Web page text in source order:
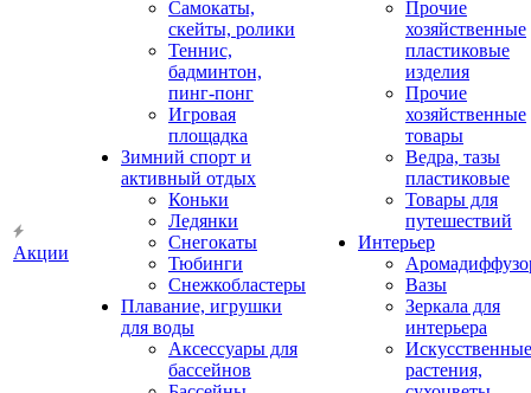
Акции
Самокаты,
скейты, ролики
Теннис,
бадминтон,
пинг-понг
Игровая
площадка
Зимний спорт и
активный отдых
Коньки
Ледянки
Снегокаты
Тюбинги
Снежкобластеры
Плавание, игрушки
для воды
Аксессуары для
бассейнов
Прочие
хозяйственные
пластиковые
изделия
Прочие
хозяйственные
товары
Ведра, тазы
пластиковые
Товары для
путешествий
Интерьер
Вазы
Зеркала для
интерьера
Искусственные
растения,